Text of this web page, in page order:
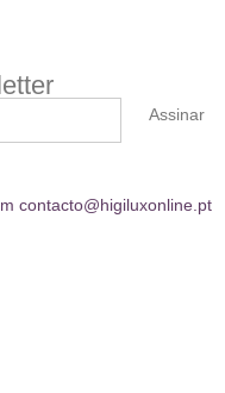
Assinar
contacto@higiluxonline.pt